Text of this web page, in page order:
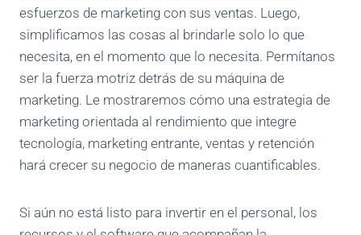
esfuerzos de marketing con sus ventas. Luego,
simplificamos las cosas al brindarle solo lo que
necesita, en el momento que lo necesita. Permítanos
ser la fuerza motriz detrás de su máquina de
marketing. Le mostraremos cómo una estrategia de
marketing orientada al rendimiento que integre
tecnología, marketing entrante, ventas y retención
hará crecer su negocio de maneras cuantificables.
Si aún no está listo para invertir en el personal, los